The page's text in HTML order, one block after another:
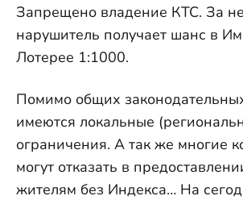
Запрещено владение КТС. За
нарушитель получает шанс в
Лотерее 1:1000.
Помимо общих
имеются локальные
ограничения. А так же многие
могут отказать в
жителям без Индекса… На